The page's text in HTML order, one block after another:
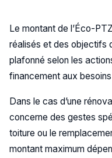
Le montant de l’Éco-
réalisés et des objectifs
plafonné selon les
financement aux
Dans le cas d’une
concerne des gestes
toiture ou le
montant maximum